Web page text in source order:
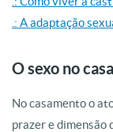
.: A adaptação
O sexo no
No casamento o
prazer e dimensão